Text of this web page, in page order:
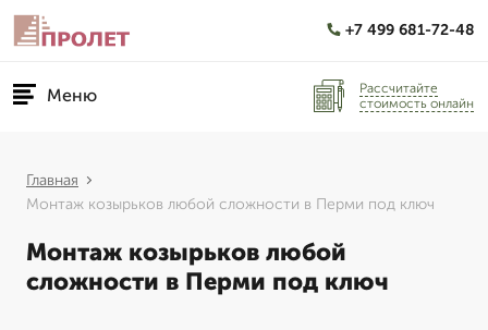
+7 499 681-72-48
Меню
Рассчитайте
стоимость онлайн
Главная
Монтаж козырьков любой сложности в Перми под ключ
Монтаж козырьков любой
сложности в Перми под ключ